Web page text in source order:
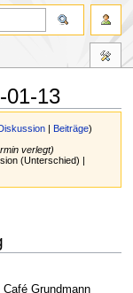
01-13
|Beiträge)
verlegt)
(Unterschied) |
Grundmann